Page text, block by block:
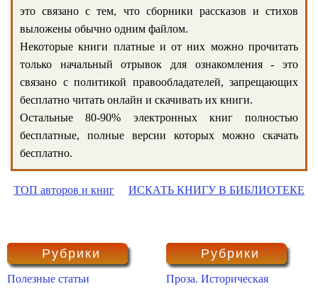
это связано с тем, что сборники рассказов и стихов
выложены обычно одним файлом.
Некоторые книги платные и от них можно прочитать
только начальный отрывок для ознакомления - это
связано с политикой правообладателей, запрещающих
бесплатно читать онлайн и скачивать их книги.
Остальные 80-90% электронных книг полностью
бесплатные, полные версии которых можно скачать
бесплатно.
ТОП авторов и книг ИСКАТЬ КНИГУ В БИБЛИОТЕКЕ
Рубрики
Полезные статьи
Рубрики
Проза. Историческая